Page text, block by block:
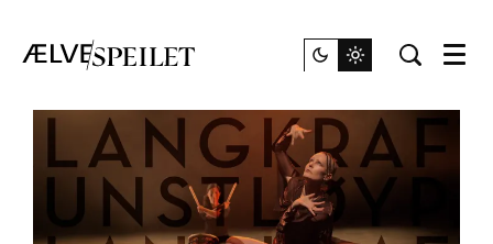
Meny